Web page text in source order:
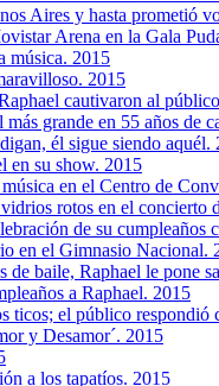
Aires y hasta prometió
Arena en la Gala
música. 2015
2015
cautivaron al
grande en 55 años de
él sigue siendo aquél.
en su show. 2015
en el Centro de
rotos en el concierto
de su cumpleaños
en el Gimnasio Nacional.
de baile, Raphael le pone
a Raphael. 2015
ticos; el público respondió
y Desamor´. 2015
a los tapatíos. 2015